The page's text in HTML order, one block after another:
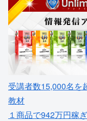
受講者数15,000名を
教材
１商品で942万円稼